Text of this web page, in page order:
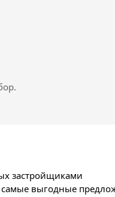
превратиться в
также можете на
застройщиками
выгодные